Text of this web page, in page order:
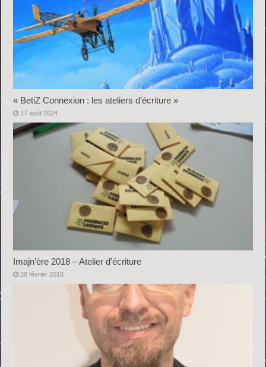
« BetiZ Connexion : les ateliers d’écriture »
17 août 2024
Imajn’ère 2018 – Atelier d’écriture
28 février 2018